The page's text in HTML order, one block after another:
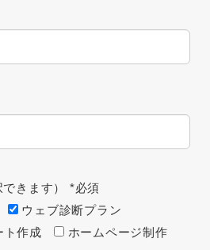
きます） *必須
ウェブ診断プラン
ト作成
ホームページ制作